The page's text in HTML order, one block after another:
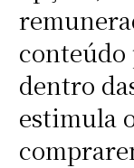
conteúdo
dentro
estimula